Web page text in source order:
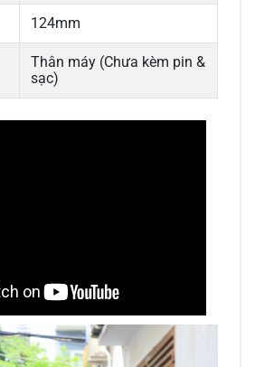
124mm
Thân máy (Chưa kèm pin &
sạc)